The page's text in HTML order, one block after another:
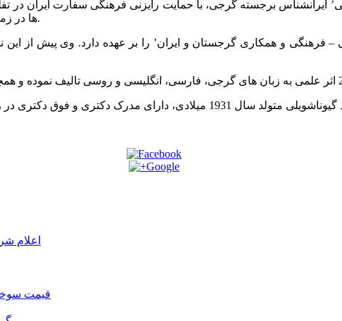
ایرانشناس برجسته گرجی، با حمایت رایزنی فرهنگی سفارت ایران
ها در زمینه ایرانشناسی و روابط تاریخی – فرهنگی ایران و گرجستان می باشد.
اعلام
قیمت